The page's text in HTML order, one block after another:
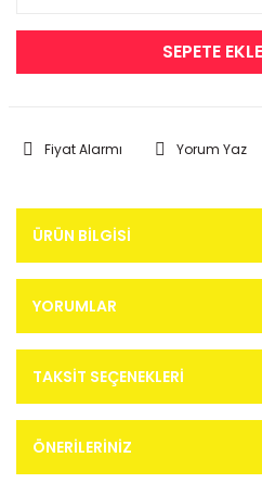
SEPETE EKLE
Fiyat Alarmı Yorum Yaz
ÜRÜN BILGISI
YORUMLAR
TAKSIT SEÇENEKLERI
ÖNERILERINIZ